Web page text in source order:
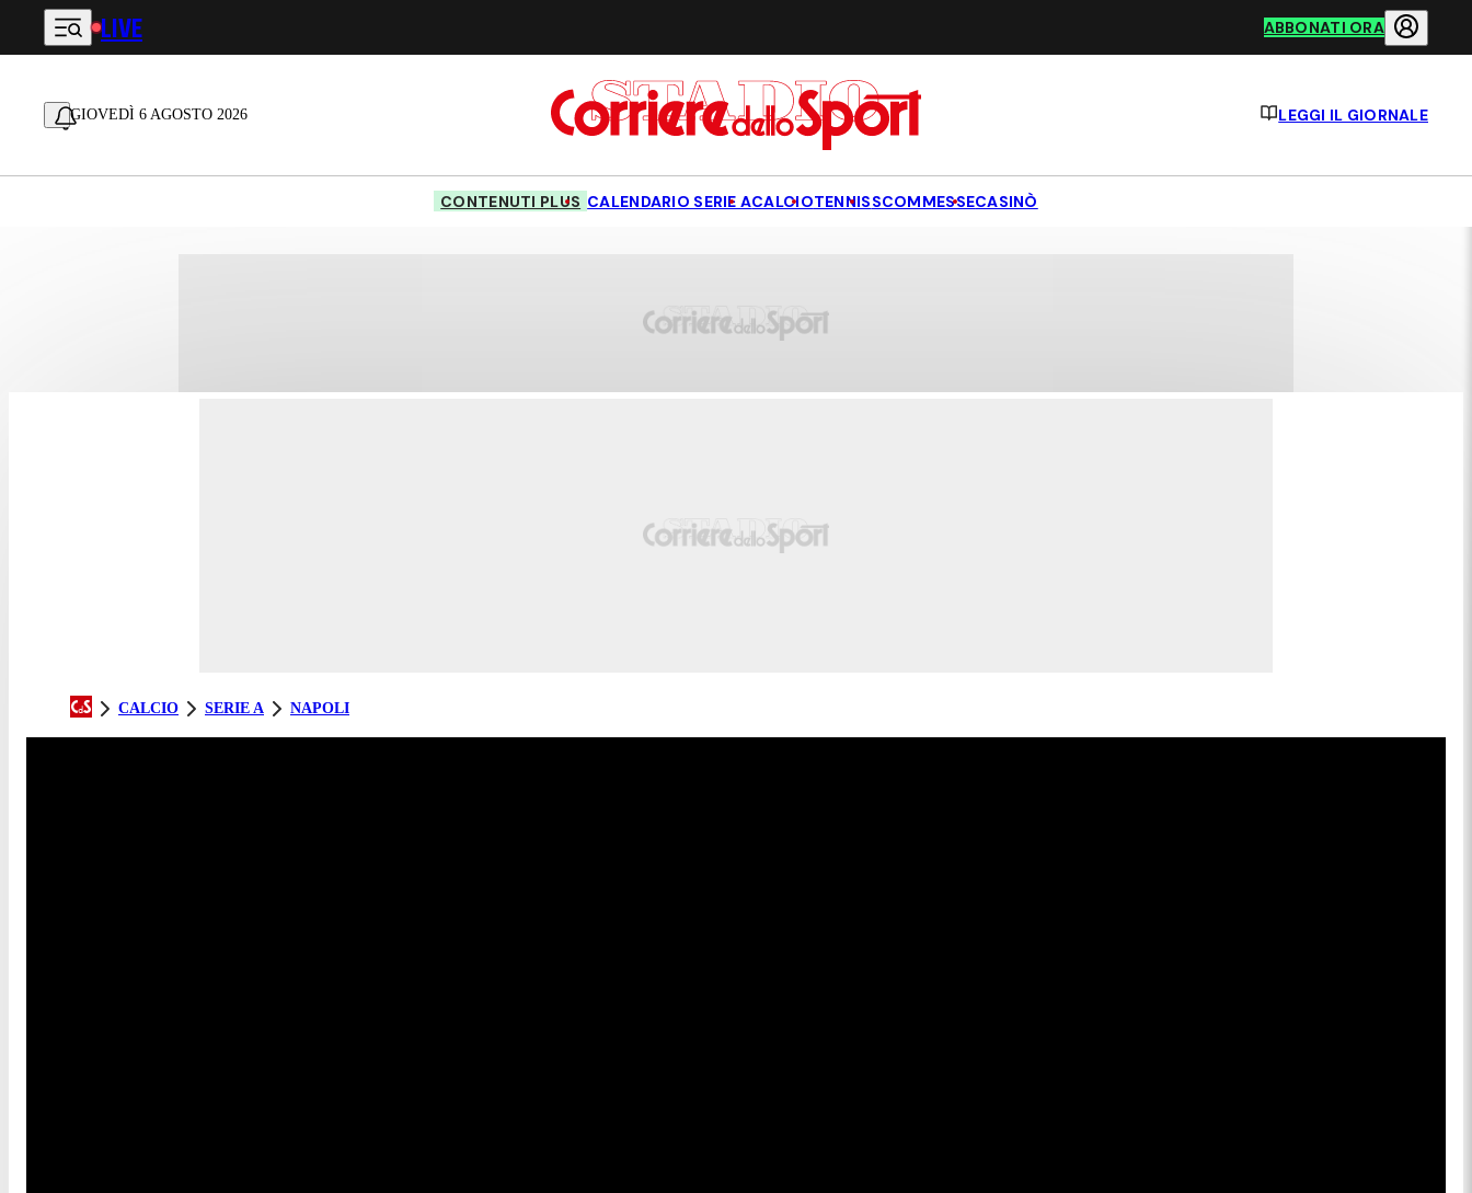
Vai al contenuto principale
LIVE ABBONATI ORA
GIOVEDÌ 6 AGOSTO 2026 LEGGI IL GIORNALE
CONTENUTI PLUS CALENDARIO SERIE ACALCIOTENNISSCOMMESSECASINÒ
CALCIO SERIE A NAPOLI